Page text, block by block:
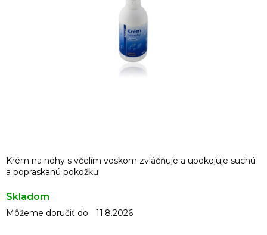
Krém na nohy s včelím voskom zvláčňuje a upokojuje suchú
a popraskanú pokožku
Skladom
Môžeme doručiť do: 11.8.2026